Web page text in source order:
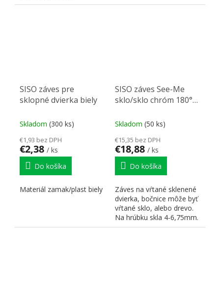
SISO záves pre
sklopné dvierka biely
Skladom (300 ks)
€1,93 bez DPH
€2,38 / ks
Do košíka
Materiál zamak/plast biely
SISO záves See-Me
sklo/sklo chróm 180°
Skladom (50 ks)
€15,35 bez DPH
€18,88 / ks
Do košíka
Záves na vŕtané sklenené
dvierka, bočnice môže byť
vŕtané sklo, alebo drevo.
Na hrúbku skla 4-6,75mm.
Vŕtanie pr....